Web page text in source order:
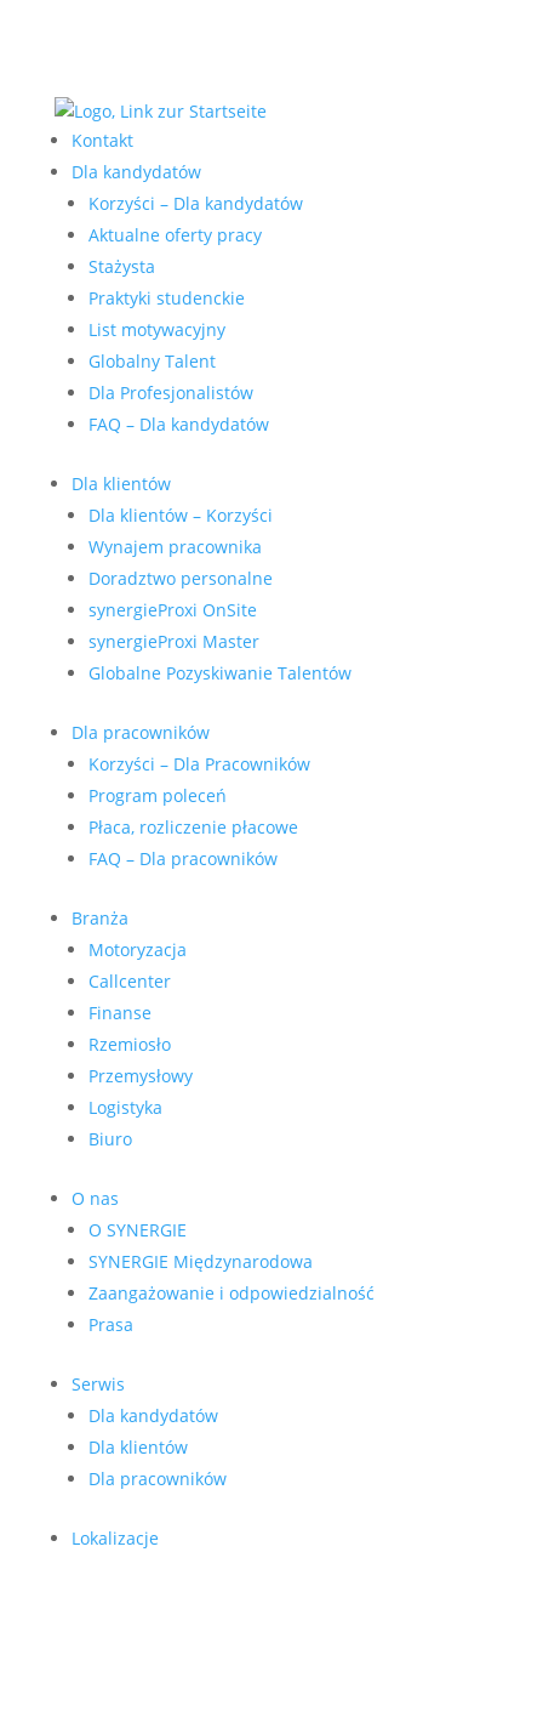
Kontakt
Dla kandydatów
Korzyści – Dla kandydatów
Aktualne oferty pracy
Stażysta
Praktyki studenckie
List motywacyjny
Globalny Talent
Dla Profesjonalistów
FAQ – Dla kandydatów
Dla klientów
Dla klientów – Korzyści
Wynajem pracownika
Doradztwo personalne
synergieProxi OnSite
synergieProxi Master
Globalne Pozyskiwanie Talentów
Dla pracowników
Korzyści – Dla Pracowników
Program poleceń
Płaca, rozliczenie płacowe
FAQ – Dla pracowników
Branża
Motoryzacja
Callcenter
Finanse
Rzemiosło
Przemysłowy
Logistyka
Biuro
O nas
O SYNERGIE
SYNERGIE Międzynarodowa
Zaangażowanie i odpowiedzialność
Prasa
Serwis
Dla kandydatów
Dla klientów
Dla pracowników
Lokalizacje